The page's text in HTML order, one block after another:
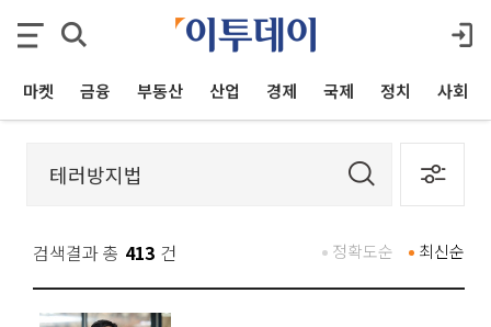
마켓 금융 부동산 산업 경제 국제 정치 사회
검색결과 총 413 건 최신순
정확도순